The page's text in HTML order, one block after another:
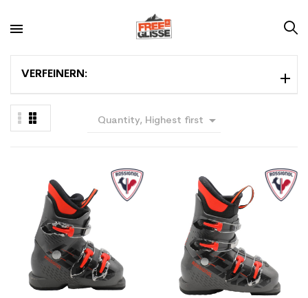
VERFEINERN:
Quantity, Highest first 